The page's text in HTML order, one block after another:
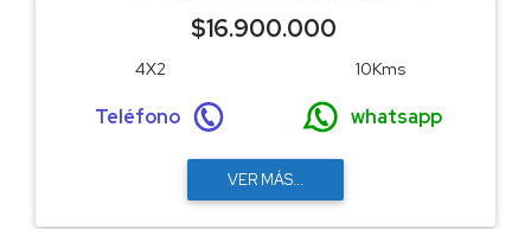
$16.900.000
4X2 10Kms
Teléfono whatsapp
VER MÁS...